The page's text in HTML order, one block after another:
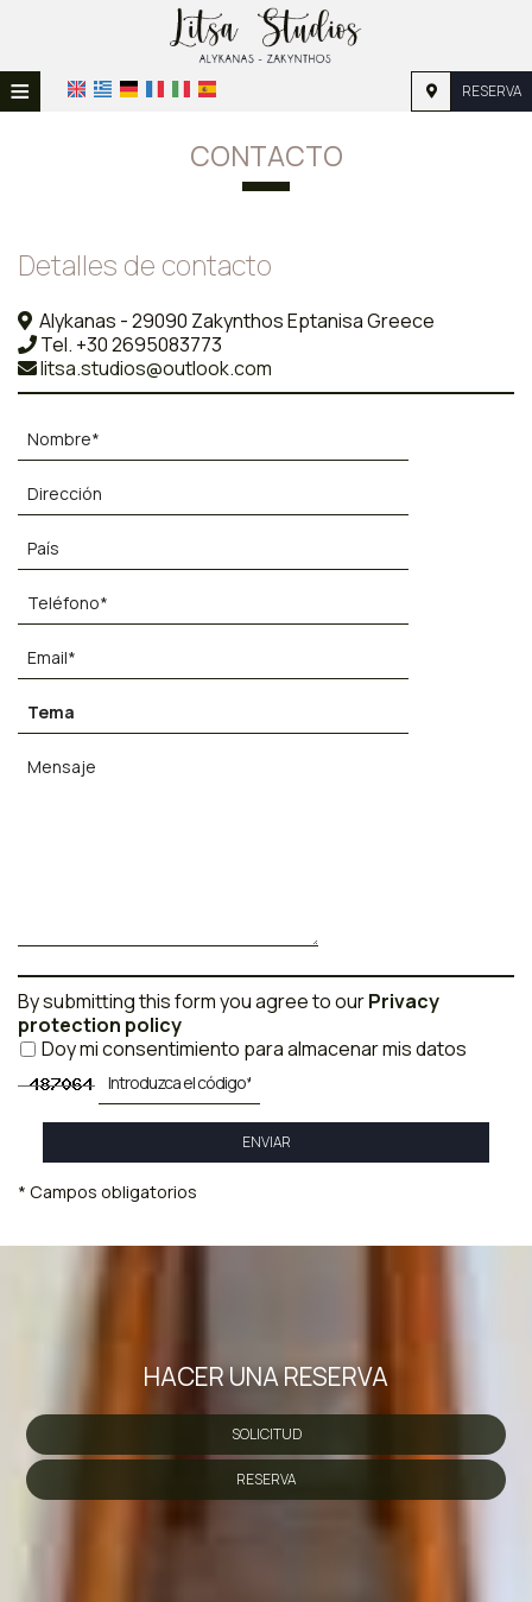
≡ RESERVA
UBICACIÓN
INSTALACIONES
GALERÍA
INVESTIGACIÓN
CONTACTO
Detalles de contacto
Alykanas - 29090 Zakynthos Eptanisa Greece
Tel. +30 2695083773
litsa.studios@outlook.com
By submitting this form you agree to ourPrivacy
protection policy
Doy mi consentimiento para almacenar mis datos
ENVIAR
* Campos obligatorios
HACER UNA RESERVA
SOLICITUD
RESERVA